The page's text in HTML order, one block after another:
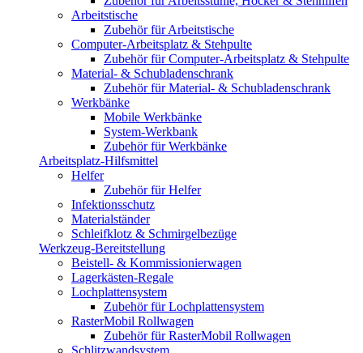
Arbeitstische
Zubehör für Arbeitstische
Computer-Arbeitsplatz & Stehpulte
Zubehör für Computer-Arbeitsplatz & Stehpulte
Material- & Schubladenschrank
Zubehör für Material- & Schubladenschrank
Werkbänke
Mobile Werkbänke
System-Werkbank
Zubehör für Werkbänke
Arbeitsplatz-Hilfsmittel
Helfer
Zubehör für Helfer
Infektionsschutz
Materialständer
Schleifklotz & Schmirgelbezüge
Werkzeug-Bereitstellung
Beistell- & Kommissionierwagen
Lagerkästen-Regale
Lochplattensystem
Zubehör für Lochplattensystem
RasterMobil Rollwagen
Zubehör für RasterMobil Rollwagen
Schlitzwandsystem